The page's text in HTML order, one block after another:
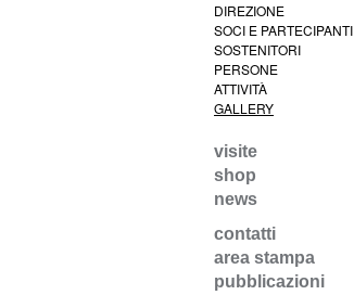
DIREZIONE
SOCI E PARTECIPANTI
SOSTENITORI
PERSONE
ATTIVITÀ
GALLERY
visite
shop
news
contatti
area stampa
pubblicazioni